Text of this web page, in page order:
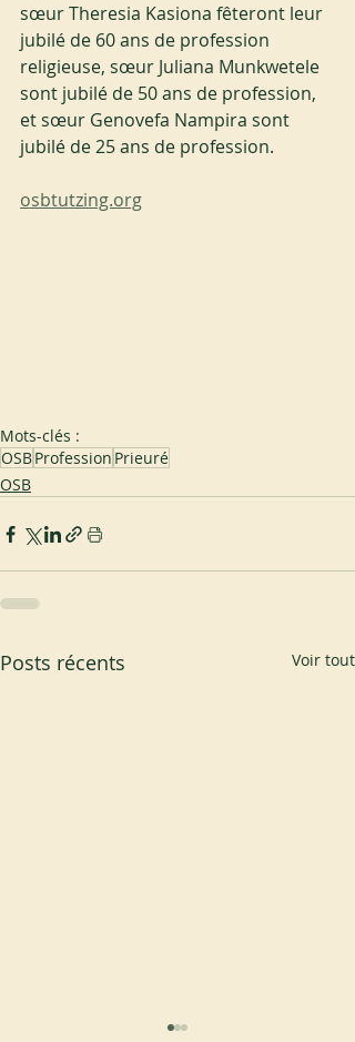
sœur Theresia Kasiona fêteront leur
jubilé de 60 ans de profession
religieuse, sœur Juliana Munkwetele
sont jubilé de 50 ans de profession,
et sœur Genovefa Nampira sont
jubilé de 25 ans de profession.
osbtutzing.org
Mots-clés :
OSBProfession Prieuré
OSB
Posts récents Voir tout